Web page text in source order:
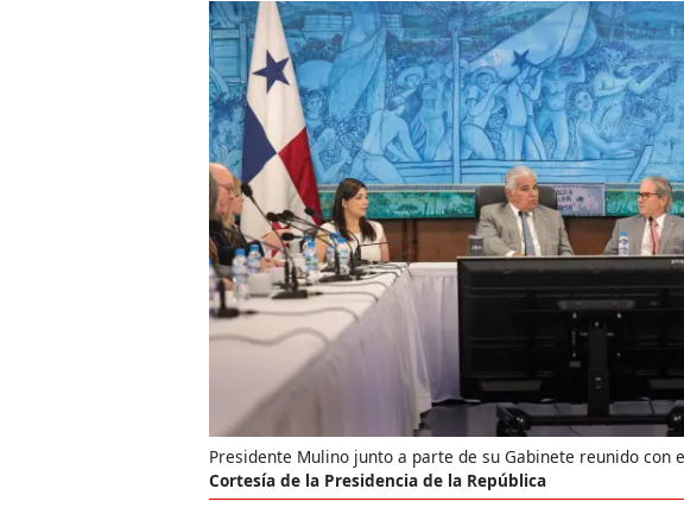
Presidente Mulino junto a parte de su Gabinete reunido con
Cortesía de la Presidencia de la República